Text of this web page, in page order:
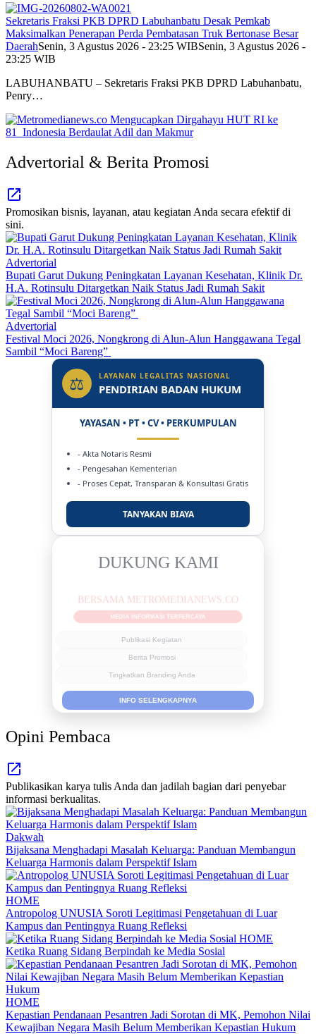
Sekretaris Fraksi PKB DPRD Labuhanbatu Desak Pemkab
Maksimalkan Penerapan Perda Pembatasan Truk Bertonase Besar
DaerahSenin, 3 Agustus 2026 - 23:25 WIBSenin, 3 Agustus 2026 -
23:25 WIB
LABUHANBATU – Sekretaris Fraksi PKB DPRD Labuhanbatu,
Penry…
Advertorial & Berita Promosi
Promosikan bisnis, layanan, atau kegiatan Anda secara efektif di
sini.
Advertorial
Bupati Garut Dukung Peningkatan Layanan Kesehatan, Klinik Dr.
H.A. Rotinsulu Ditargetkan Naik Status Jadi Rumah Sakit
Advertorial
Festival Moci 2026, Nongkrong di Alun-Alun Hanggawana Tegal
Sambil “Moci Bareng”
⚖ LAYANAN LEGALITAS NASIONAL
PENDIRIAN BADAN HUKUM
YAYASAN • PT • CV • PERKUMPULAN
- Akta Notaris Resmi
- Pengesahan Kementerian
- Proses Cepat, Transparan & Konsultasi Gratis
TANYAKAN BIAYA
DUKUNG KAMI
MEDIA INFORMASI TERPERCAYA
Publikasi Kegiatan
Berita Promosi
Tingkatkan Branding Anda
INFO SELENGKAPNYA
Opini Pembaca
Publikasikan karya tulis Anda dan jadilah bagian dari penyebar
informasi berkualitas.
Dakwah
Bijaksana Menghadapi Masalah Keluarga: Panduan Membangun
Keluarga Harmonis dalam Perspektif Islam
HOME
Antropolog UNUSIA Soroti Legitimasi Pengetahuan di Luar
Kampus dan Pentingnya Ruang Refleksi
HOME
Ketika Ruang Sidang Berpindah ke Media Sosial
HOME
Kepastian Pendanaan Pesantren Jadi Sorotan di MK, Pemohon Nilai
Kewajiban Negara Masih Belum Memberikan Kepastian Hukum